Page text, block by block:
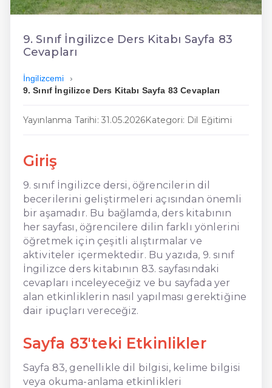
En Ucuz İngilizce
En Uygun İngilizce
Hızlı İngilizce
9. Sınıf İngilizce Ders Kitabı Sayfa 83
Cevapları
İngilizcemi
9. Sınıf İngilizce Ders Kitabı Sayfa 83 Cevapları
Yayınlanma Tarihi: 31.05.2026Kategori: Dil Eğitimi
Giriş
9. sınıf İngilizce dersi, öğrencilerin dil
becerilerini geliştirmeleri açısından önemli
bir aşamadır. Bu bağlamda, ders kitabının
her sayfası, öğrencilere dilin farklı yönlerini
öğretmek için çeşitli alıştırmalar ve
aktiviteler içermektedir. Bu yazıda, 9. sınıf
İngilizce ders kitabının 83. sayfasındaki
cevapları inceleyeceğiz ve bu sayfada yer
alan etkinliklerin nasıl yapılması gerektiğine
dair ipuçları vereceğiz.
Sayfa 83'teki Etkinlikler
Sayfa 83, genellikle dil bilgisi, kelime bilgisi
veya okuma-anlama etkinlikleri